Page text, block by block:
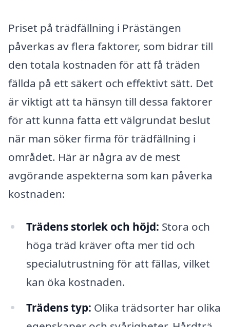
Priset på trädfällning i Prästängen
påverkas av flera faktorer, som bidrar till
den totala kostnaden för att få träden
fällda på ett säkert och effektivt sätt. Det
är viktigt att ta hänsyn till dessa faktorer
för att kunna fatta ett välgrundat beslut
när man söker firma för trädfällning i
området. Här är några av de mest
avgörande aspekterna som kan påverka
kostnaden:
Trädens storlek och höjd: Stora och
höga träd kräver ofta mer tid och
specialutrustning för att fällas, vilket
kan öka kostnaden.
Trädens typ: Olika trädsorter har olika